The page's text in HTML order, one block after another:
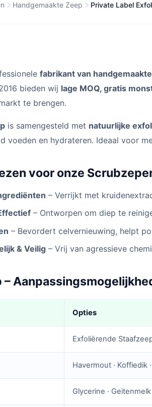
Handgemaakte Zeep Private Label
fabrikant van
bieden wij lage MOQ, gratis
te brengen.
is samengesteld met natuurlijke
voeden en hydrateren. Ideaal voor
voor onze
– Verrijkt met
– Ontworpen om diep te
– Bevordert celvernieuwing, helpt
& Veilig – Vrij van agressieve
–
Opties
Exfoliërende
Havermout · Koffiedik
Glycerine ·